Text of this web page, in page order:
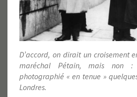
D’accord, on dirait un croisement
maréchal Pétain, mais non :
photographié « en tenue »
Londres.